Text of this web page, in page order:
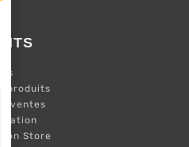
produits
ventes
Store